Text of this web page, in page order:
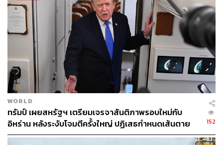
220
ABOUT THE AUTHOR
ปณชัย อารีเพิ่มพร
นักการตลาดผู้ฝักใฝ่ในแวดวงนวัตกรรมและ
เทคโนโลยี แต่บางทีก็เผลอมีใจให้วัฒนธรรม
POP อยู่ร่ำไป ใช้เวลาว่างไปกับการเสพศิลป์
WORLD
ทรัมป์ เผยสหรัฐฯ เตรียมเจรจาสันติภาพรอบใหม่กับ
อิหร่าน หลังระงับโจมตีครั้งใหญ่ ปฏิเสธกำหนดเส้นตาย
บรรลุข้อตกลง
152